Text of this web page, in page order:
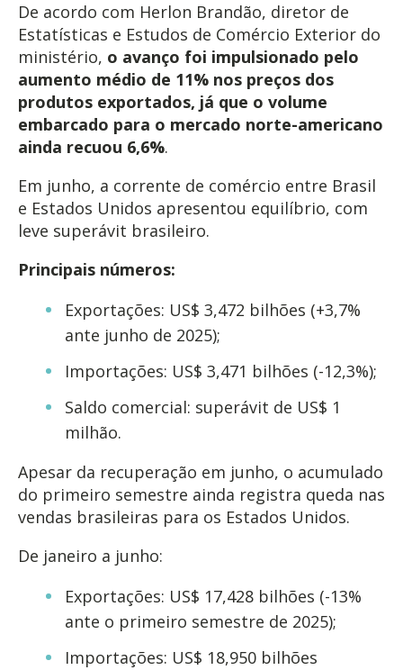
De acordo com Herlon Brandão, diretor de
Estatísticas e Estudos de Comércio Exterior do
ministério, o avanço foi impulsionado pelo
aumento médio de 11% nos preços dos
produtos exportados, já que o volume
embarcado para o mercado norte-americano
ainda recuou 6,6%.
Em junho, a corrente de comércio entre Brasil
e Estados Unidos apresentou equilíbrio, com
leve superávit brasileiro.
Principais números:
Exportações: US$ 3,472 bilhões (+3,7%
ante junho de 2025);
Importações: US$ 3,471 bilhões (-12,3%);
Saldo comercial: superávit de US$ 1
milhão.
Apesar da recuperação em junho, o acumulado
do primeiro semestre ainda registra queda nas
vendas brasileiras para os Estados Unidos.
De janeiro a junho:
Exportações: US$ 17,428 bilhões (-13%
ante o primeiro semestre de 2025);
Importações: US$ 18,950 bilhões